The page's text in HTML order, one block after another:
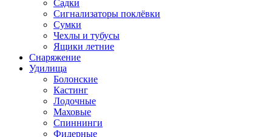
Садки
Сигнализаторы поклёвки
Сумки
Чехлы и тубусы
Ящики летние
Снаряжение
Удилища
Болонские
Кастинг
Лодочные
Маховые
Спиннинги
Фидерные